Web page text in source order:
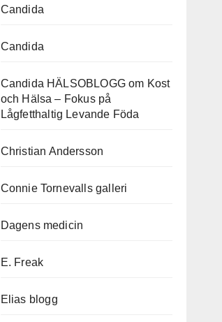
Candida
Candida
Candida HÄLSOBLOGG om Kost
och Hälsa – Fokus på
Lågfetthaltig Levande Föda
Christian Andersson
Connie Tornevalls galleri
Dagens medicin
E. Freak
Elias blogg